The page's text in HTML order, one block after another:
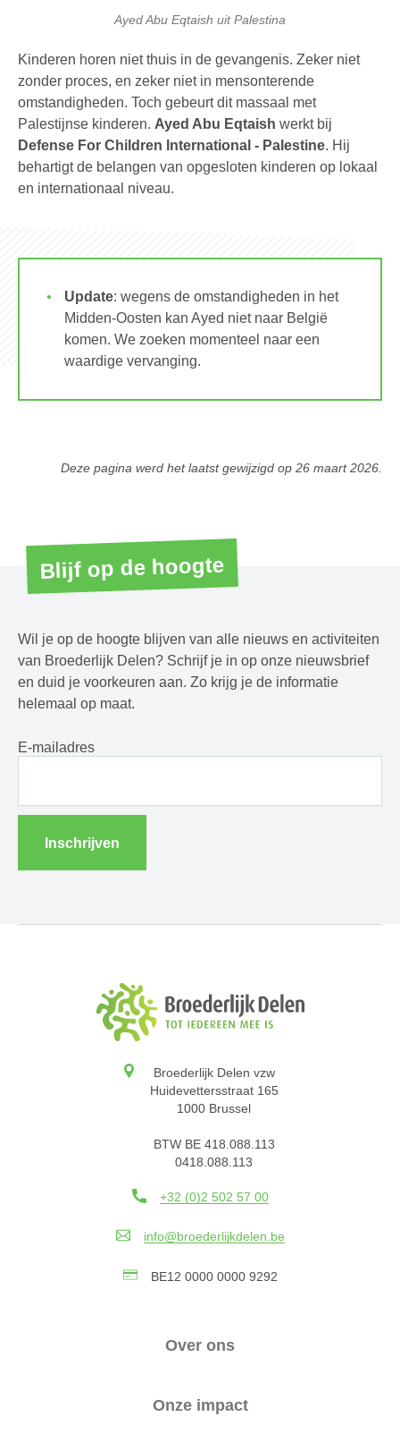
Ayed Abu Eqtaish uit Palestina
Kinderen horen niet thuis in de gevangenis. Zeker niet
zonder proces, en zeker niet in mensonterende
omstandigheden. Toch gebeurt dit massaal met
Palestijnse kinderen. Ayed Abu Eqtaish werkt bij
Defense For Children International - Palestine. Hij
behartigt de belangen van opgesloten kinderen op lokaal
en internationaal niveau.
Update: wegens de omstandigheden in het
Midden-Oosten kan Ayed niet naar België
komen. We zoeken momenteel naar een
waardige vervanging.
Deze pagina werd het laatst gewijzigd op 26 maart 2026
Blijf op de hoogte
Wil je op de hoogte blijven van alle nieuws en activiteiten
van Broederlijk Delen? Schrijf je in op onze nieuwsbrief
en duid je voorkeuren aan. Zo krijg je de informatie
helemaal op maat.
E-mailadres
Inschrijven
Broederlijk Delen vzw
Huidevettersstraat 165
1000 Brussel
BTW BE 418.088.113
0418.088.113
+32 (0)2 502 57 00
info@broederlijkdelen.be
BE12 0000 0000 9292
Over ons
Onze impact